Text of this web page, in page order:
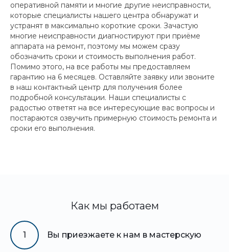
оперативной памяти и многие другие неисправности,
которые специалисты нашего центра обнаружат и
устранят в максимально короткие сроки. Зачастую
многие неисправности диагностируют при приёме
аппарата на ремонт, поэтому мы можем сразу
обозначить сроки и стоимость выполнения работ.
Помимо этого, на все работы мы предоставляем
гарантию на 6 месяцев. Оставляйте заявку или звоните
в наш контактный центр для получения более
подробной консультации. Наши специалисты с
радостью ответят на все интересующие вас вопросы и
постараются озвучить примерную стоимость ремонта и
сроки его выполнения.
Как мы работаем
1 Вы приезжаете к нам в мастерскую